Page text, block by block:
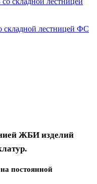
складной лестницей ФС
ЖБИ изделий
на постоянной